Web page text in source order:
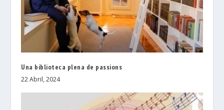
Una biblioteca plena de passions
22 Abril, 2024